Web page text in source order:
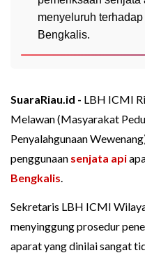
menyeluruh
Bengkalis.
SuaraRiau.id - LBH ICMI
Melawan (Masyarakat
Penyalahgunaan
penggunaan senjata api
Bengkalis.
Sekretaris LBH ICMI
menyinggung prosedur
aparat yang dinilai sangat